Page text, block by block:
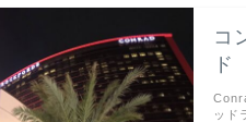
コ
ド
ッド